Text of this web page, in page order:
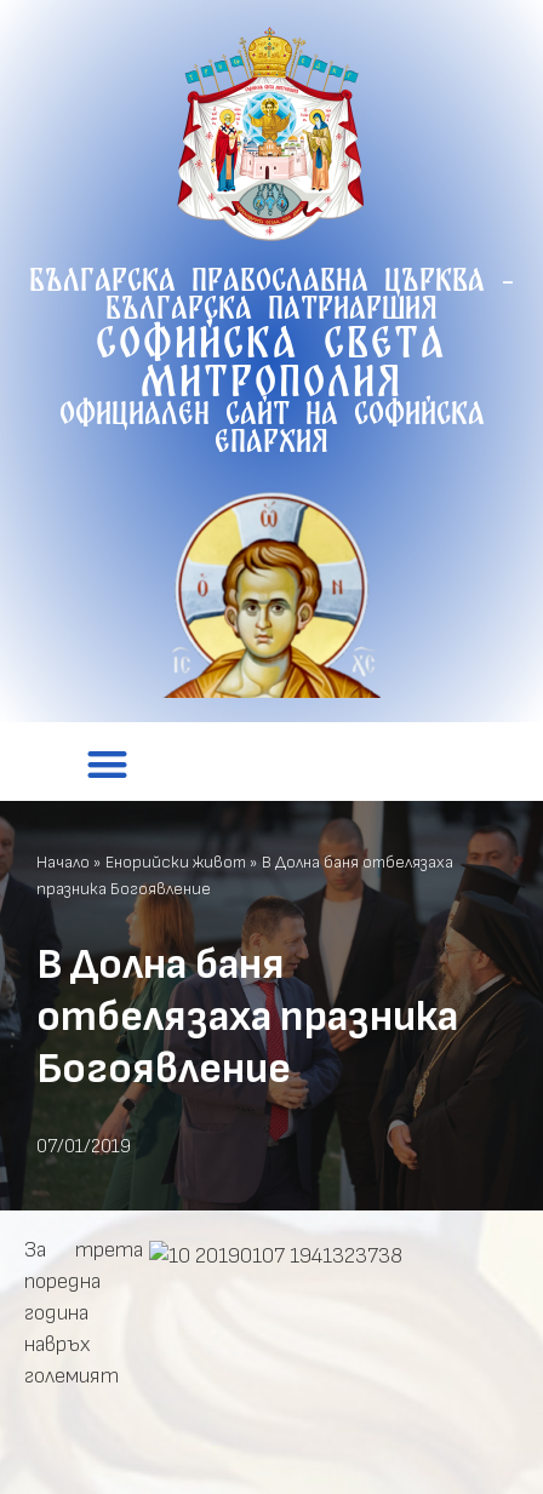
Българска православна църква -
Българска патриаршия
Софийска света
митрополия
Официален сайт на софийска
епархия
Начало » Енорийски живот » В Долна баня отбелязаха
празника Богоявление
В Долна баня
отбелязаха празника
Богоявление
07/01/2019
За трета
поредна
година
навръх
големият